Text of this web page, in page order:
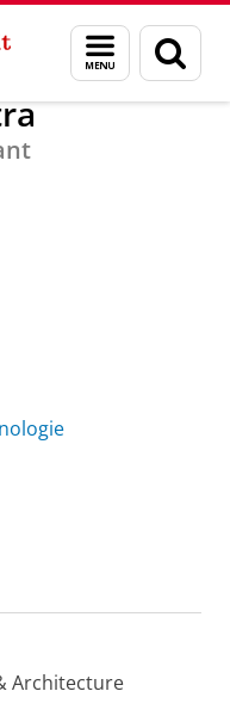
Menu
en
zoeken
Architecture